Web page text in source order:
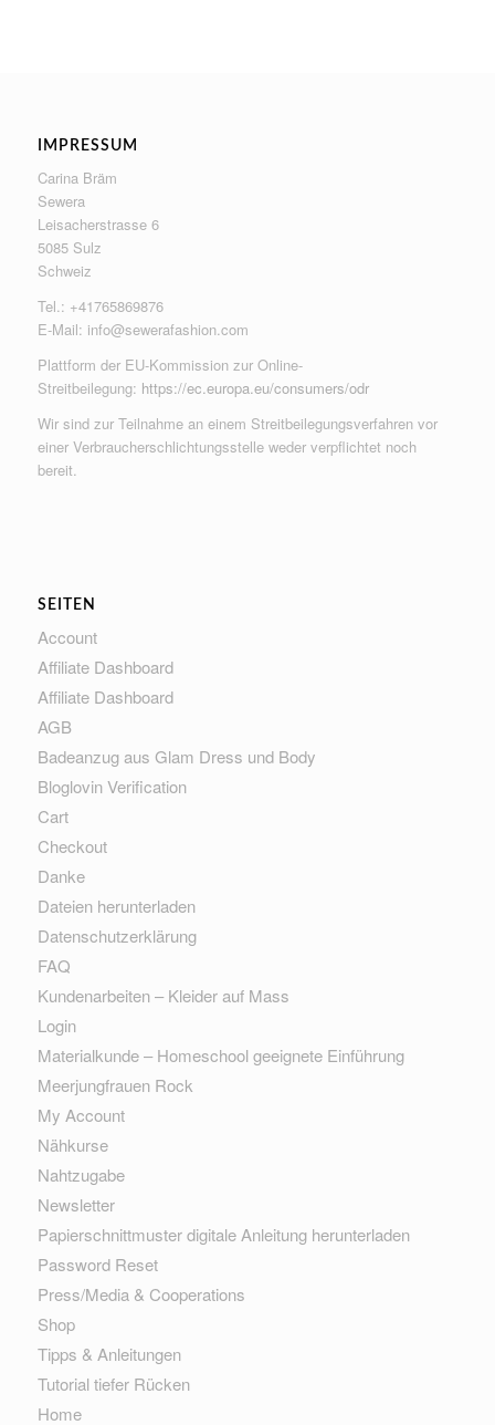
IMPRESSUM
Carina Bräm
Sewera
Leisacherstrasse 6
5085 Sulz
Schweiz
Tel.: +41765869876
E-Mail: info@sewerafashion.com
Plattform der EU-Kommission zur Online-
Streitbeilegung: https://ec.europa.eu/consumers/odr
Wir sind zur Teilnahme an einem Streitbeilegungsverfahren vor
einer Verbraucherschlichtungsstelle weder verpflichtet noch
bereit.
SEITEN
Account
Affiliate Dashboard
Affiliate Dashboard
AGB
Badeanzug aus Glam Dress und Body
Bloglovin Verification
Cart
Checkout
Danke
Dateien herunterladen
Datenschutzerklärung
FAQ
Kundenarbeiten – Kleider auf Mass
Login
Materialkunde – Homeschool geeignete Einführung
Meerjungfrauen Rock
My Account
Nähkurse
Nahtzugabe
Newsletter
Papierschnittmuster digitale Anleitung herunterladen
Password Reset
Press/Media & Cooperations
Shop
Tipps & Anleitungen
Tutorial tiefer Rücken
Home